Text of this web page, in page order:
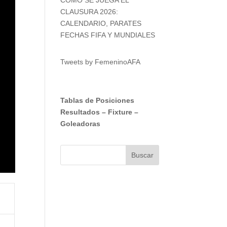
CLAUSURA 2026:
CALENDARIO, PARATES
FECHAS FIFA Y MUNDIALES
Tweets by FemeninoAFA
Tablas de Posiciones
Resultados – Fixture –
Goleadoras